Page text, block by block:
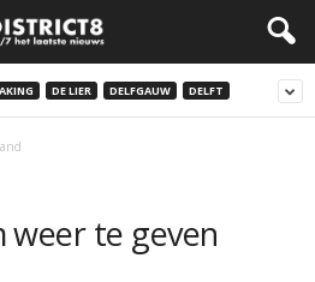
DE LIER DELFGAUW DELFT
weer te geven